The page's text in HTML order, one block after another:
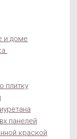
и доме
плитку
панелей
краской